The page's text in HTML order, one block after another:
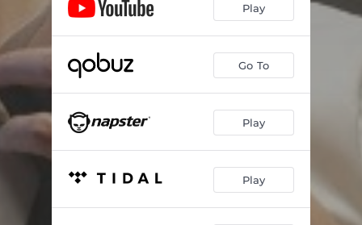
Play
Go To
Play
Play